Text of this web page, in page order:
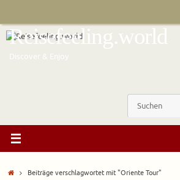
springen
Reisefeeling.world
Discover & Enjoy
StartBeiträge verschlagwortet mit "Oriente Tour"